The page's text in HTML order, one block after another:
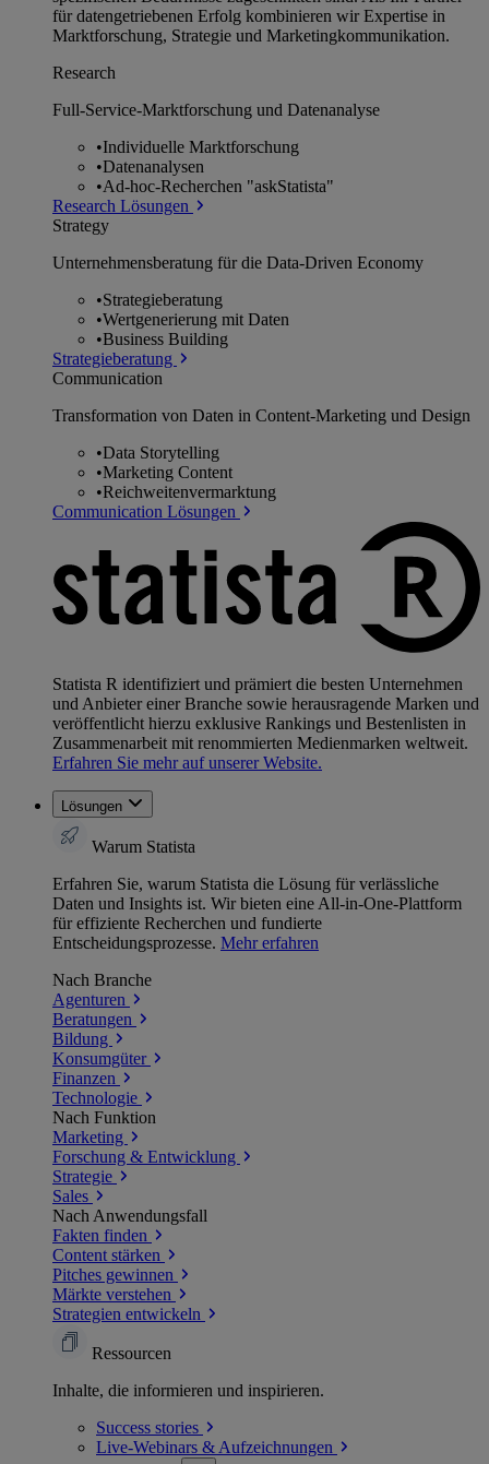
für datengetriebenen Erfolg kombinieren wir Expertise in
Marktforschung, Strategie und Marketingkommunikation.
Research
Full-Service-Marktforschung und Datenanalyse
•Individuelle Marktforschung
•Datenanalysen
•Ad-hoc-Recherchen "askStatista"
Research Lösungen
Strategy
Unternehmens­beratung für die Data-Driven Economy
•Strategieberatung
•Wertgenerierung mit Daten
•Business Building
Strategieberatung
Communication
Transformation von Daten in Content-Marketing und Design
•Data Storytelling
•Marketing Content
•Reichweitenvermarktung
Communication Lösungen
Statista R identifiziert und prämiert die besten Unternehmen
und Anbieter einer Branche sowie herausragende Marken und
veröffentlicht hierzu exklusive Rankings und Bestenlisten in
Zusammenarbeit mit renommierten Medienmarken weltweit.
Erfahren Sie mehr auf unserer Website.
Lösungen
Warum Statista
Erfahren Sie, warum Statista die Lösung für verlässliche
Daten und Insights ist. Wir bieten eine All-in-One-Plattform
für effiziente Recherchen und fundierte
Entscheidungsprozesse. Mehr erfahren
Nach Branche
Agenturen
Beratungen
Bildung
Konsumgüter
Finanzen
Technologie
Nach Funktion
Marketing
Forschung & Entwicklung
Strategie
Sales
Nach Anwendungsfall
Fakten finden
Content stärken
Pitches gewinnen
Märkte verstehen
Strategien entwickeln
Ressourcen
Inhalte, die informieren und inspirieren.
Success stories
Live-Webinars & Aufzeichnungen